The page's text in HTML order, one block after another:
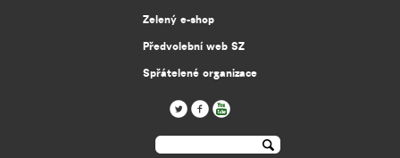
Zelený e-shop
Předvolební web SZ
Spřátelené organizace